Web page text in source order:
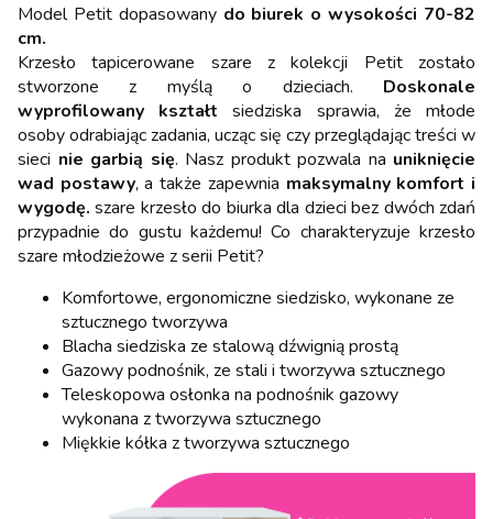
Model Petit dopasowany do biurek o wysokości 70-82
cm.
Krzesło tapicerowane szare z kolekcji Petit zostało
stworzone z myślą o dzieciach. Doskonale
wyprofilowany kształt siedziska sprawia, że młode
osoby odrabiając zadania, ucząc się czy przeglądając treści w
sieci nie garbią się. Nasz produkt pozwala na uniknięcie
wad postawy, a także zapewnia maksymalny komfort i
wygodę. szare krzesło do biurka dla dzieci bez dwóch zdań
przypadnie do gustu każdemu! Co charakteryzuje krzesło
szare młodzieżowe z serii Petit?
Komfortowe, ergonomiczne siedzisko, wykonane ze
sztucznego tworzywa
Blacha siedziska ze stalową dźwignią prostą
Gazowy podnośnik, ze stali i tworzywa sztucznego
Teleskopowa osłonka na podnośnik gazowy
wykonana z tworzywa sztucznego
Miękkie kółka z tworzywa sztucznego